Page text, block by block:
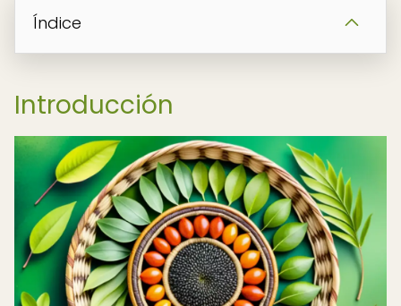
Índice
Introducción